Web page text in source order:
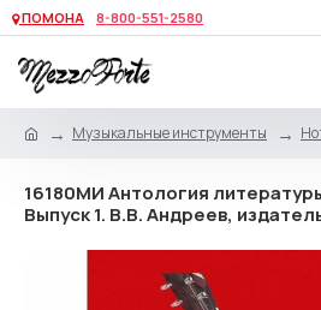
ПОМОНА 8-800-551-2580
Музыкальные инструменты
16180МИ Антология
Выпуск 1. В.В. Андреев,